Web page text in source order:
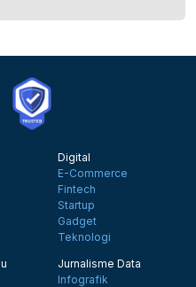
Digital
E-Commerce
Fintech
Startup
Gadget
Teknologi
Jurnalisme Data
Infografik